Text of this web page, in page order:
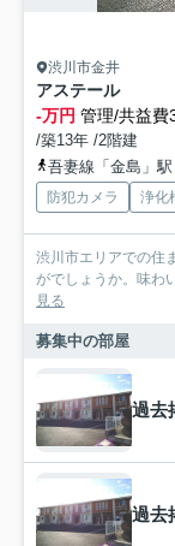
渋川市金井
アステール
-万円 管理/共益費
/築13年 /2階建
吾妻線「金島」
防犯カメラ 浄化
渋川市エリアでの住
がでしょうか。味わ
見る
募集中の部屋
過去
過去